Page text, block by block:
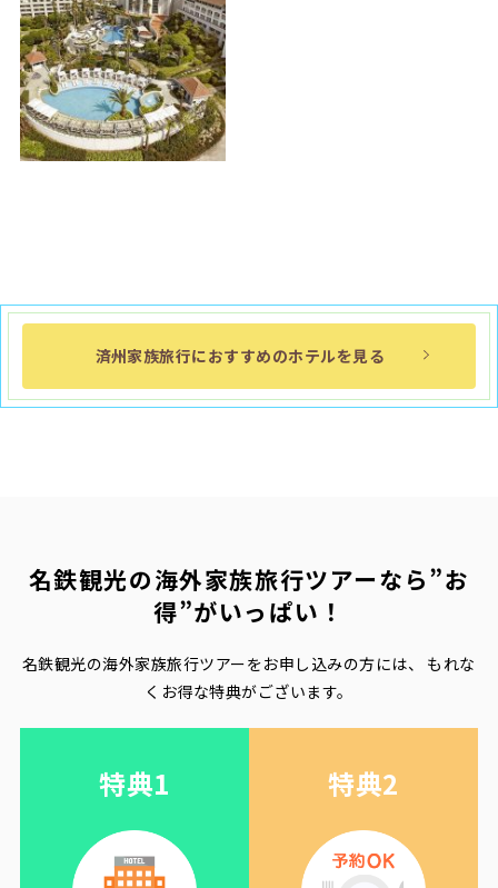
済州家族旅行におすすめのホテルを見る
名鉄観光の海外家族旅行ツアーなら”お
得”がいっぱい！
名鉄観光の海外家族旅行ツアーをお申し込みの方には、
もれな
くお得な特典がございます。
特典1 特典2